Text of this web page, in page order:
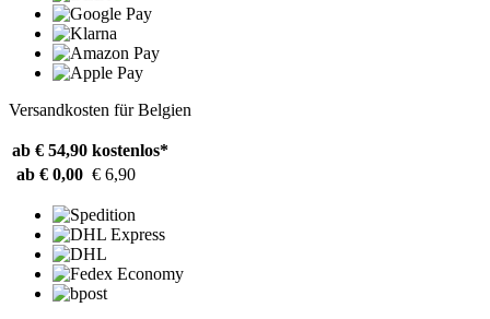
Versandkosten für Belgien
ab € 54,90 kostenlos*
ab € 0,00 € 6,90